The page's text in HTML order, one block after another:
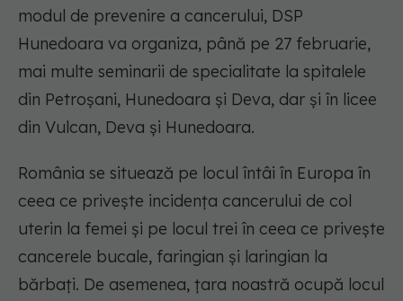
modul de prevenire a cancerului, DSP
Hunedoara va organiza, până pe 27 februarie,
mai multe seminarii de specialitate la spitalele
din Petroşani, Hunedoara şi Deva, dar şi în licee
din Vulcan, Deva şi Hunedoara.
România se situează pe locul întâi în Europa în
ceea ce priveşte incidenţa cancerului de col
uterin la femei şi pe locul trei în ceea ce priveşte
cancerele bucale, faringian şi laringian la
bărbaţi. De asemenea, ţara noastră ocupă locul